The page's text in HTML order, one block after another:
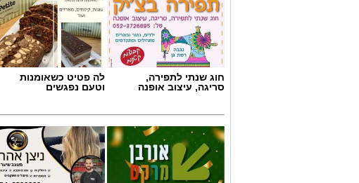
חוג שנתי לתפירה,
סריגה, עיצוב אופנה
לה פטיט כשאומנות
וטעם נפגשים
קפיצה קטנה קנייה
גדולה: הסופר השכונתי
שמביא את כוח הרשתות
הגדולות לרמת גן
ניצן אהרון - מספרת
בוטיק ברמת גן ״מומחה
לעיצוב שיער, החלקות,
וצבעים״